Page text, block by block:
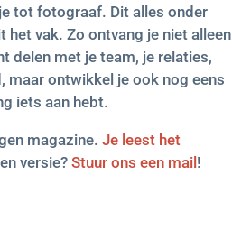
tot fotograaf. Dit alles onder
het vak. Zo ontvang je niet alleen
delen met je team, je relaties,
maar ontwikkel je ook nog eens
iets aan hebt.
magazine.Je leest het
versie?Stuur ons een mail !